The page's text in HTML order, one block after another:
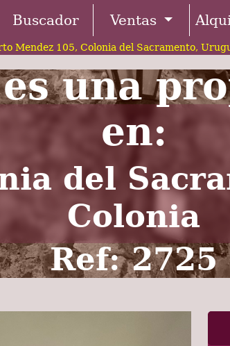
Buscador Ventas
Mendez 105, Colonia del Sacramento,
una
en:
del
Colonia
Ref: 2725